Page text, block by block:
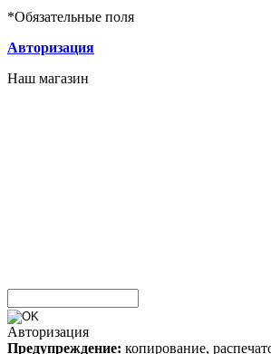
*Обязательные поля
Авторизация
Наш магазин
Авторизация
Предупреждение: копирование,